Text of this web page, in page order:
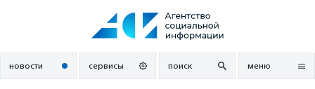
новости сервисы поиск меню